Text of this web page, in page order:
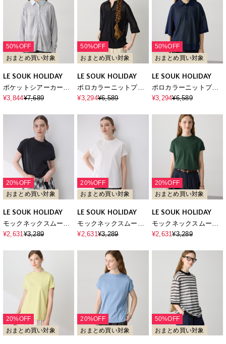
50%OFF
おまとめ買い対象
LE SOUK HOLIDAY
ポケットシアーカーデ
ィガン
¥3,844¥7,689
50%OFF
おまとめ買い対象
LE SOUK HOLIDAY
ポロカラーニットプル
オーバー
¥3,294¥6,589
50%OFF
おまとめ買い対象
LE SOUK HOLIDAY
ポロカラーニットプル
オーバー
¥3,294¥6,589
20%OFF
おまとめ買い対象
LE SOUK HOLIDAY
モックネックスムースT
シャツ【接触冷感・吸
¥2,631 ¥3,289
20%OFF
おまとめ買い対象
LE SOUK HOLIDAY
モックネックスムースT
シャツ【接触冷感・吸
¥2,631 ¥3,289
20%OFF
おまとめ買い対象
LE SOUK HOLIDAY
モックネックスムースT
シャツ【接触冷感・吸
¥2,631¥3,289
20%OFF
おまとめ買い対象
20%OFF
おまとめ買い対象
50%OFF
おまとめ買い対象